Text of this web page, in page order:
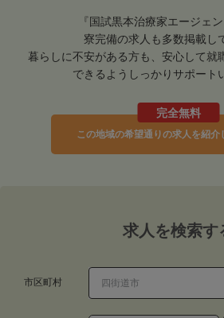
『国試黒本治療家エージェン
寮完備の求人も多数掲載し
暮らしに不安がある方も、安心して就
できるようしっかりサポート
完全無料
この地域の希望通りの求人を紹介
求人を検索す
市区町村